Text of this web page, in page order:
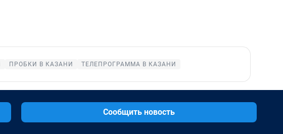
ПРОБКИ В КАЗАНИ ТЕЛЕПРОГРАММА В КАЗАНИ
Сообщить новость